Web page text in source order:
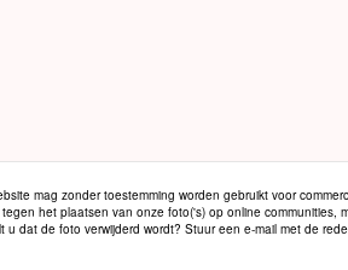
mag zonder toestemming worden gebruikt voor
het plaatsen van onze foto('s) op online communities,
u dat de foto verwijderd wordt? Stuur een e-mail met de